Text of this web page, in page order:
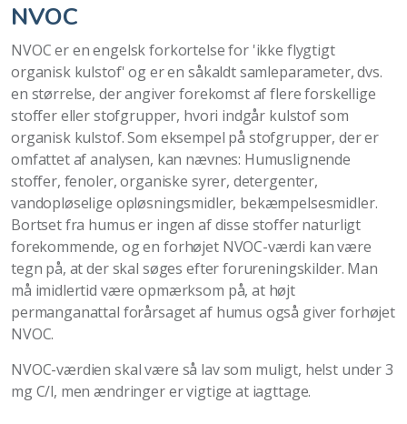
NVOC
NVOC er en engelsk forkortelse for 'ikke flygtigt
organisk kulstof' og er en såkaldt samleparameter, dvs.
en størrelse, der angiver forekomst af flere forskellige
stoffer eller stofgrupper, hvori indgår kulstof som
organisk kulstof. Som eksempel på stofgrupper, der er
omfattet af analysen, kan nævnes: Humuslignende
stoffer, fenoler, organiske syrer, detergenter,
vandopløselige opløsningsmidler, bekæmpelsesmidler.
Bortset fra humus er ingen af disse stoffer naturligt
forekommende, og en forhøjet NVOC-værdi kan være
tegn på, at der skal søges efter forureningskilder. Man
må imidlertid være opmærksom på, at højt
permanganattal forårsaget af humus også giver forhøjet
NVOC.
NVOC-værdien skal være så lav som muligt, helst under 3
mg C/l, men ændringer er vigtige at iagttage.